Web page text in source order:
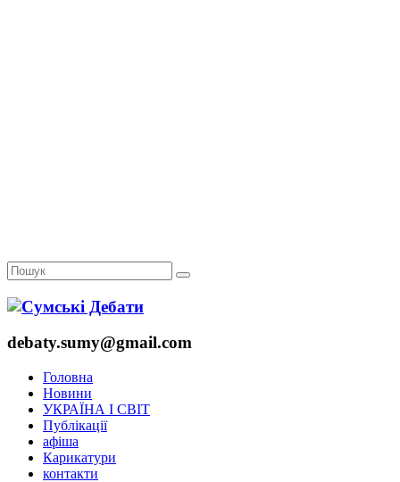
debaty.sumy@gmail.com
Головна
Новини
УКРАЇНА І СВІТ
Публікації
афіша
Карикатури
контакти